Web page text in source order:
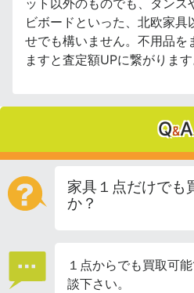
ット以外のものでも、タンス
ビボードといった、北欧家
せでも構いません。不用品を
ますと査定額UPに繋がります
Q&A
家具１点だけでも
か？
１点からでも買取可
談下さい。